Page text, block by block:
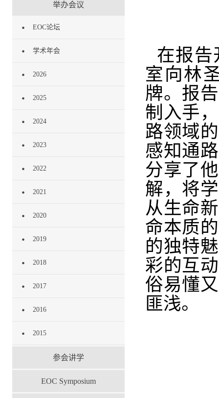
举办会议
EOC论坛
学术年会
2026
2025
2024
2023
2022
2021
2020
2019
2018
2017
2016
2015
参会讲学
EOC Symposium
在报告
室向林
牌。报
制入手
路领域
感知通
分享了
解，将
从生命
命本质
的独特
彩的互
俗易懂
匪浅。